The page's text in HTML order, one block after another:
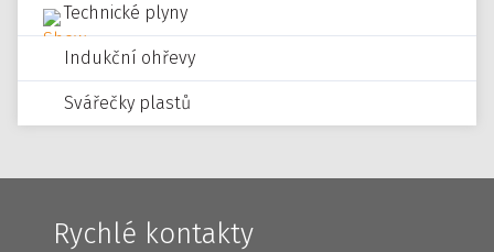
Technické plyny
Indukční ohřevy
Svářečky plastů
Rychlé kontakty